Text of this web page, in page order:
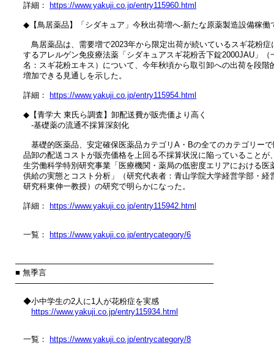
詳細： https://www.yakuji.co.jp/entry115960.html
◆【鳥居薬品】「シダキュア」今秋出荷増へ‐新たな原薬製造設備稼働
鳥居薬品は、需要増で2023年から限定出荷が続いているスギ花粉症
するアレルゲン免疫療法薬「シダキュアスギ花粉舌下錠2000JAU」（
名：スギ花粉エキス）について、今年秋頃から取引卸への出荷を段階
増加できる見通しを示した。
詳細： https://www.yakuji.co.jp/entry115954.html
◆【青学大 東氏ら調査】卸配送費が販売価より高く
‐基礎薬の流通不採算深刻化
基礎的医薬品、安定確保医薬品カテゴリA・Bの全てのカテゴリーで
品卸の配送コストが販売価格を上回る不採算状況に陥っていることが
生労働科学特別研究事業「医療機関・薬局の低密度エリアにおける医
供給の実態とコスト分析」（研究代表者：青山学院大学経営学部・経
研究科東伸一教授）の研究で明らかになった。
詳細： https://www.yakuji.co.jp/entry115942.html
一覧： https://www.yakuji.co.jp/entrycategory/6
────────────────────────────────────
■ 無季言
────────────────────────────────────
◆小中学生の2人に1人が花粉症を実感
https://www.yakuji.co.jp/entry115934.html
一覧： https://www.yakuji.co.jp/entrycategory/8